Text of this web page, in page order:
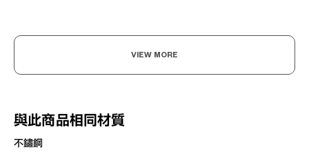
VIEW MORE
與此商品相同材質
不鏽鋼